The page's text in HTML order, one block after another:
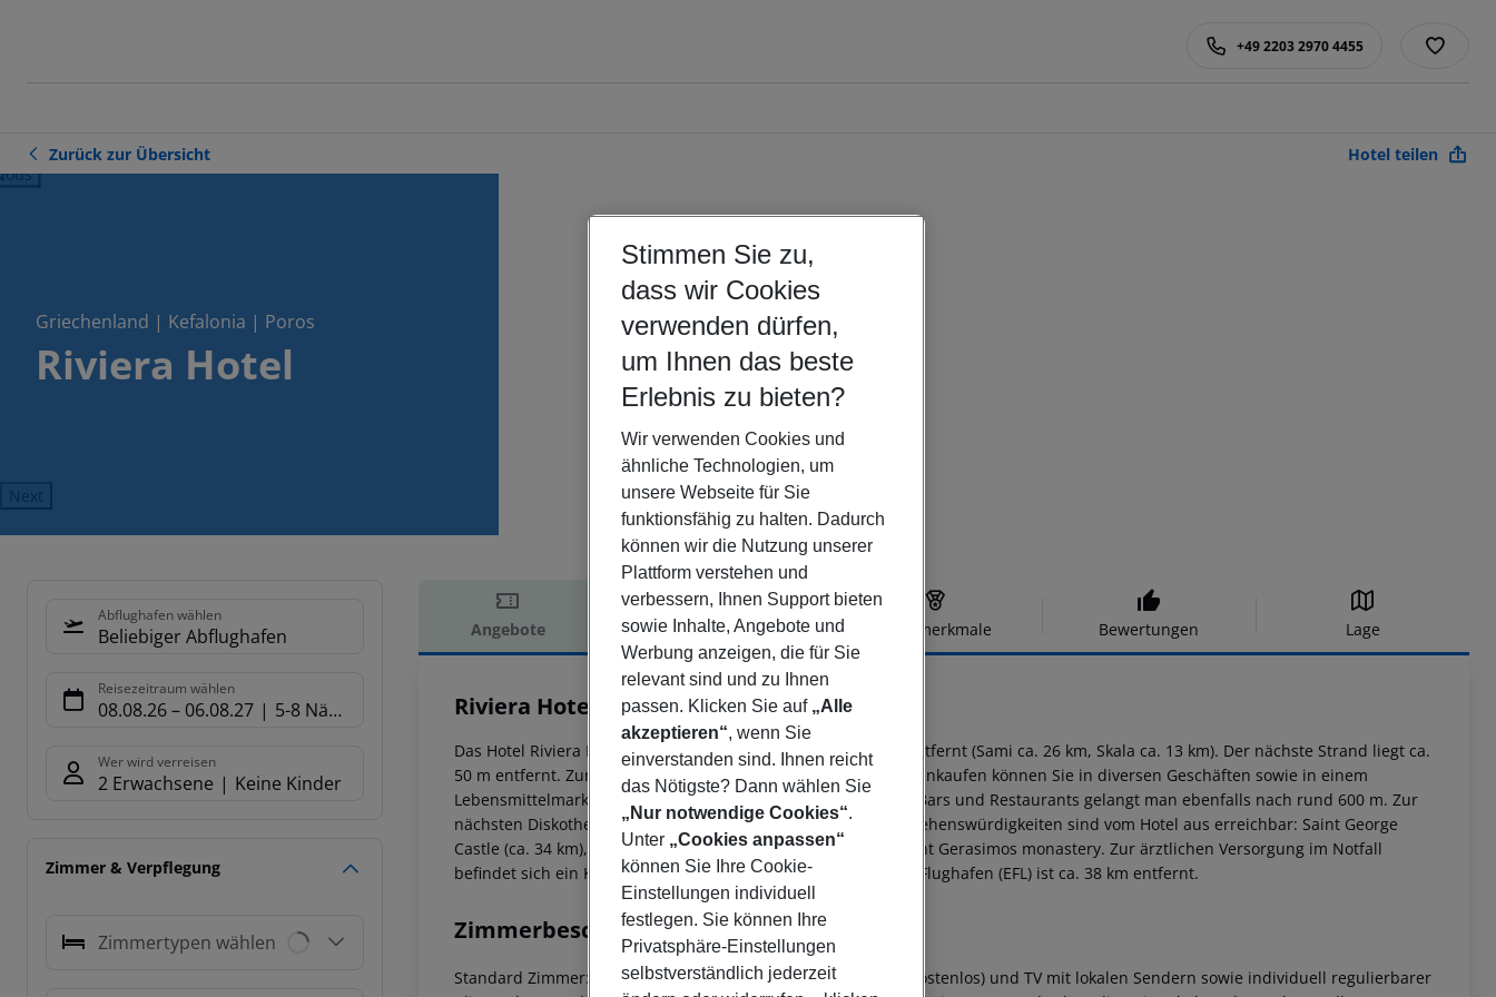
+49 2203 2970 4455
Zurück zur Übersicht Hotel teilen
Griechenland | Kefalonia | Poros
Riviera Hotel
Next
Abflughafen wählen
Beliebiger Abflughafen
Reisezeitraum wählen
08.08.26– 06.08.27 5-8 Nächte
Wer wird verreisen
2 Erwachsene Keine Kinder
Zimmer & Verpflegung
Zimmertypen wählen
Angebote Hotelbeschreibung Hotelmerkmale Bewertungen Lage
Hotelbeschreibung
Riviera Hotel
Das Hotel Riviera Hotel befindet sich ca. 39 km von Argostoli entfernt (Sami ca. 26 km, Skala ca. 13 km). Der nächste Strand liegt ca.
50 m entfernt. Zum touristischen Zentrum sind es ca. 600 m. Einkaufen können Sie in diversen Geschäften sowie in einem
Lebensmittelmarkt in ca. 600 m Entfernung. Zu den nächsten Bars und Restaurants gelangt man ebenfalls nach rund 600 m. Zur
nächsten Diskothek gelangt man nach rund 13 km. Folgende Sehenswürdigkeiten sind vom Hotel aus erreichbar: Saint George
Castle (ca. 34 km), Melissani Cave lake, Drogarati Cave und Saint Gerasimos monastery. Zur ärztlichen Versorgung im Notfall
befindet sich ein Krankenhaus in etwa 39 km Entfernung. Der Flughafen (EFL) ist ca. 38 km entfernt.
Zimmerbeschreibung
Standard Zimmer: Mit Babybett (kostenlos), Balkon, Internet (kostenlos) und TV mit lokalen Sendern sowie individuell regulierbarer
Stimmen Sie zu,
dass wir Cookies
verwenden dürfen,
um Ihnen das beste
Erlebnis zu bieten?
Wir verwenden Cookies und
ähnliche Technologien, um
unsere Webseite für Sie
funktionsfähig zu halten. Dadurch
können wir die Nutzung unserer
Plattform verstehen und
verbessern, Ihnen Support bieten
sowie Inhalte, Angebote und
Werbung anzeigen, die für Sie
relevant sind und zu Ihnen
passen. Klicken Sie auf „Alle
akzeptieren“, wenn Sie
einverstanden sind. Ihnen reicht
das Nötigste? Dann wählen Sie
„Nur notwendige Cookies“.
Unter „Cookies anpassen“
können Sie Ihre Cookie-
Einstellungen individuell
festlegen. Sie können Ihre
Privatsphäre-Einstellungen
selbstverständlich jederzeit